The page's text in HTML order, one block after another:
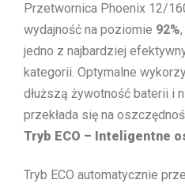
Przetwornica Phoenix 12/
wydajność na poziomie 92%
jedno z najbardziej
kategorii. Optymalne
dłuższą żywotność baterii i
przekłada się na
Tryb ECO – Inteligentne
Tryb ECO automatycznie